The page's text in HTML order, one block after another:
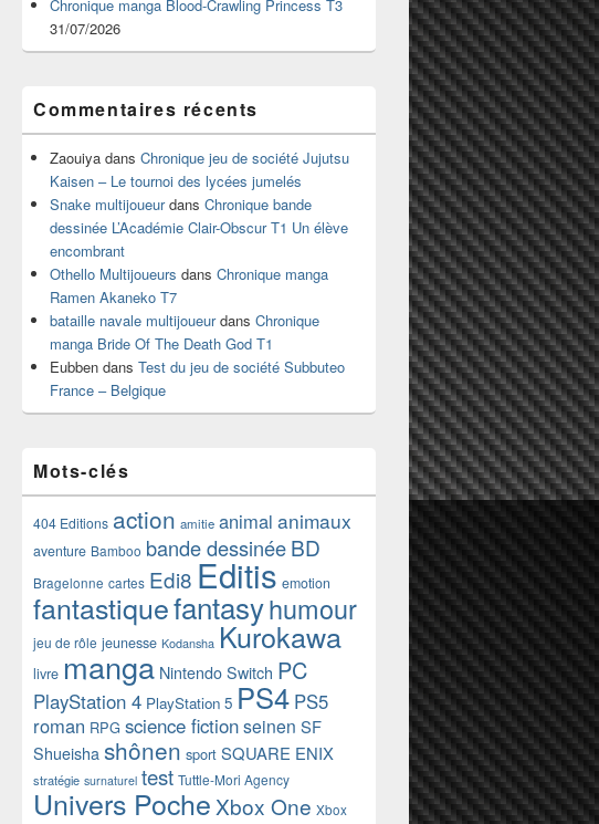
Chronique manga Blood-Crawling Princess T3
31/07/2026
Commentaires récents
Zaouiya dans Chronique jeu de société Jujutsu
Kaisen – Le tournoi des lycées jumelés
Snake multijoueurdans Chronique bande
dessinée L’Académie Clair-Obscur T1 Un élève
encombrant
Othello Multijoueurs dans Chronique manga
Ramen Akaneko T7
bataille navale multijoueurdans Chronique
manga Bride Of The Death God T1
Eubben dans Test du jeu de société Subbuteo
France – Belgique
Mots-clés
404 Editions action amitie animal animaux
aventure Bamboo bande dessinéeBD
Bragelonne cartes Edi8 Editis emotion
fantastiquefantasyhumour
jeu de rôle jeunesse Kodansha Kurokawa
livre manga Nintendo Switch PC
PlayStation 4 PlayStation 5 PS4 PS5
roman RPG science fictionseinen SF
Shueisha shônen sport SQUARE ENIX
stratégie surnaturel test Tuttle-Mori Agency
Univers Poche Xbox One Xbox